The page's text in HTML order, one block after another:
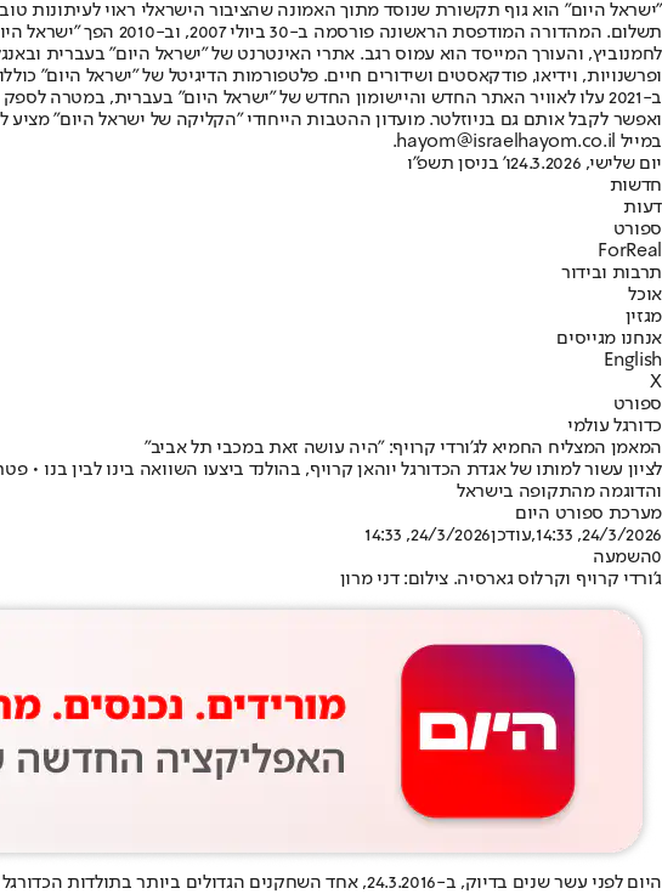
"ישראל היום" הוא גוף תקשורת שנוסד מתוך האמונה שהציבור הישראלי ראוי לעיתונות
תשלום. המהדורה
ופרשנויות, וידיאו, פודקאסטים ושידורים חיים. פלטפורמות הדיגיטל של "ישראל היום"
ב-2021 עלו לאוויר האתר החדש והיישומון החדש של "ישראל היום" בעברית, במטרה
ואפשר לקבל אותם גם בניוזלטר. מועדון ההטבות הייחודי "הקליקה של ישראל היום"
במייל hayom@israelhayom.co.il.
יום שלישי, 24.3.2026
ו' בניסן תשפ"ו
חדשות
דעות
ספורט
ForReal
תרבות ובידור
אוכל
מגזין
אנחנו מגייסים
English
X
ספורט
כדורגל עולמי
המאמן המצליח החמיא לג'ורדי קרויף: "היה עושה זאת במכבי תל אביב"
לציון עשור למותו של אגדת הכדורגל יוהאן קרויף, בהולנד ביצעו השוואה בינו לבין
והדוגמה מהתקופה בישראל
מערכת ספורט היום
24/3/2026, 14:33
,עודכן24/3/2026, 14:33
0השמעה
ג'ורדי קרויף וקרלוס גארסיה. צילום: דני מרון
היום לפני עשר שנים בדיוק, ב-24.3.2016, אחד השחקנים הגדולים ביותר בתולדות הכדורגל העולמי וההולנדי הגדול ביותר,